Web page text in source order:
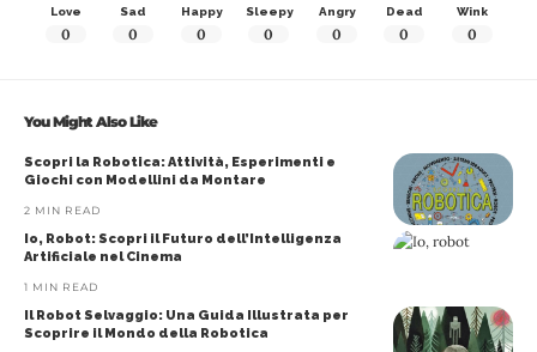
Love
0
Sad
0
Happy
0
Sleepy
0
Angry
0
Dead
0
Wink
0
You Might Also Like
Scopri la Robotica: Attività, Esperimenti e
Giochi con Modellini da Montare
2 MIN READ
Io, Robot: Scopri il Futuro dell’Intelligenza
Artificiale nel Cinema
1 MIN READ
Il Robot Selvaggio: Una Guida Illustrata per
Scoprire il Mondo della Robotica